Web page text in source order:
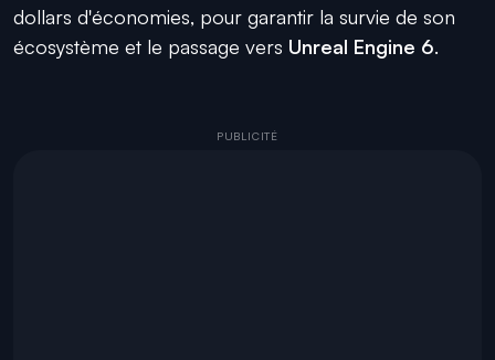
dollars d'économies, pour garantir la survie de son
écosystème et le passage vers Unreal Engine 6.